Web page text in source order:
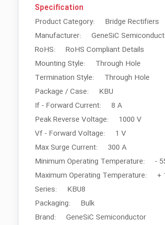
Specification
Product Category: Bridge Rectifiers
Manufacturer: GeneSiC
RoHS: RoHS Compliant Details
Mounting Style: Through Hole
Termination Style: Through Hole
Package / Case: KBU
If - Forward Current: 8 A
Peak Reverse Voltage: 1000 V
Vf - Forward Voltage: 1 V
Max Surge Current: 300 A
Minimum Operating Temperature: -
Maximum Operating Temperature:
Series: KBU8
Packaging: Bulk
Brand: GeneSiC Semiconductor